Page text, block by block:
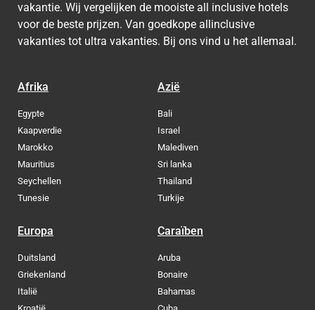
vakantie. Wij vergelijken de mooiste all inclusive hotels
voor de beste prijzen. Van goedkope allinclusive
vakanties tot ultra vakanties. Bij ons vind u het allemaal.
Afrika
Egypte
Kaapverdie
Marokko
Mauritius
Seychellen
Tunesie
Azië
Bali
Israel
Malediven
Sri lanka
Thailand
Turkije
Europa
Duitsland
Griekenland
Italië
Caraïben
Aruba
Bonaire
Bahamas